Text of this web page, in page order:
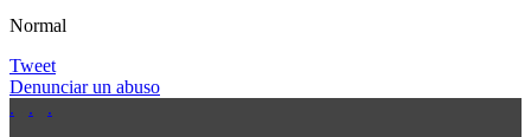
Normal
Tweet
Denunciar un abuso
.
.
.